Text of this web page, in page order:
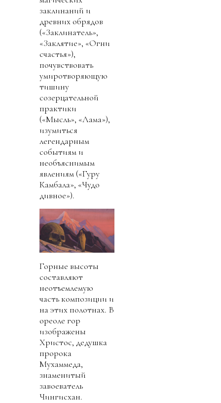
заклинаний и
древних обрядов
(«Заклинатель»,
«Заклятие», «Огни
счастья»),
почувствовать
умиротворяющую
тишину
созерцательной
практики
(«Мысль», «Лама»),
изумиться
легендарным
событиям и
необъяснимым
явлениям («Гуру
Камбала», «Чудо
дивное»).
Горные высоты
составляют
неотъемлемую
часть композиции и
на этих полотнах. В
ореоле гор
изображены
Христос, дедушка
пророка
Мухаммеда,
знаменитый
завоеватель
Чингисхан.